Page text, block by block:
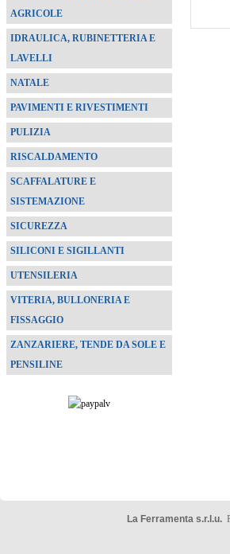
AGRICOLE
IDRAULICA, RUBINETTERIA E
LAVELLI
NATALE
PAVIMENTI E RIVESTIMENTI
PULIZIA
RISCALDAMENTO
SCAFFALATURE E
SISTEMAZIONE
SICUREZZA
SILICONI E SIGILLANTI
UTENSILERIA
VITERIA, BULLONERIA E
FISSAGGIO
ZANZARIERE, TENDE DA SOLE E
PENSILINE
La Ferramenta s.r.l.u.